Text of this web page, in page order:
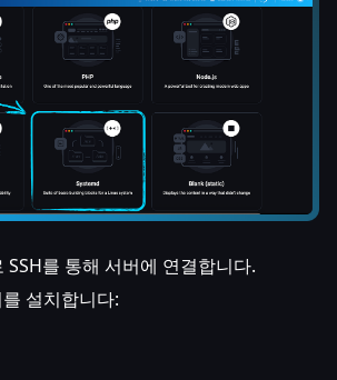
를 통해 서버에 연결합니다.
설치합니다: